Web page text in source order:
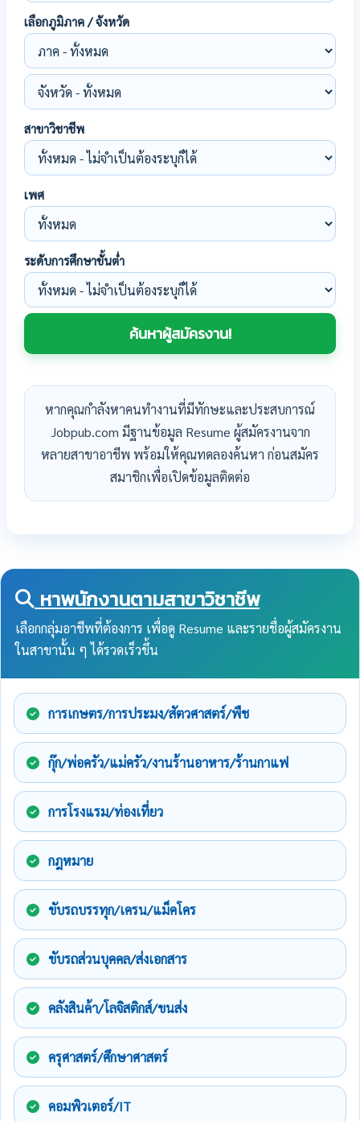
เลือกภูมิภาค / จังหวัด
สาขาวิชาชีพ
เพศ
ระดับการศึกษาขั้นต่ำ
หากคุณกำลังหาคนทำงานที่มีทักษะและประสบการณ์
Jobpub.com มีฐานข้อมูล Resume ผู้สมัครงานจาก
หลายสาขาอาชีพ พร้อมให้คุณทดลองค้นหา ก่อนสมัคร
สมาชิกเพื่อเปิดข้อมูลติดต่อ
หาพนักงานตามสาขาวิชาชีพ
เลือกกลุ่มอาชีพที่ต้องการ เพื่อดู Resume และรายชื่อผู้สมัครงาน
ในสาขานั้น ๆ ได้รวดเร็วขึ้น
การเกษตร/การประมง/สัตวศาสตร์/พืช
กุ๊ก/พ่อครัว/แม่ครัว/งานร้านอาหาร/ร้านกาแฟ
การโรงแรม/ท่องเที่ยว
กฎหมาย
ขับรถบรรทุก/เครน/แม็คโคร
ขับรถส่วนบุคคล/ส่งเอกสาร
คลังสินค้า/โลจิสติกส์/ขนส่ง
ครุศาสตร์/ศึกษาศาสตร์
คอมพิวเตอร์/IT